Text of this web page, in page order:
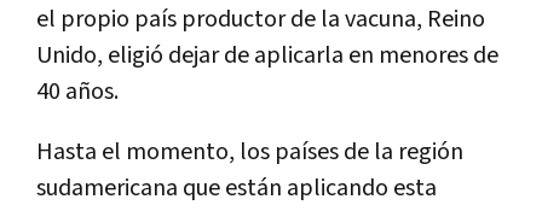
el propio país productor de la vacuna, Reino
Unido, eligió dejar de aplicarla en menores de
40 años.
Hasta el momento, los países de la región
sudamericana que están aplicando esta